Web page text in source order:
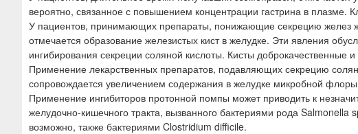
вероятно, связанное с повышением концентрации гастрина в плазме.
У пациентов, принимающих препараты, понижающие секрецию желез
отмечается образование железистых кист в желудке. Эти явления
ингибирования секреции соляной кислоты. Кисты доброкачественные
Применение лекарственных препаратов, подавляющих секрецию
сопровождается увеличением содержания в желудке микробной
Применение ингибиторов протонной помпы может приводить к
желудочно-кишечного тракта, вызванного бактериями рода
возможно, также бактериями Clostridium difficile.